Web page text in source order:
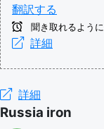
翻訳する
聞き取れるよう
詳細
詳細
Russia iron